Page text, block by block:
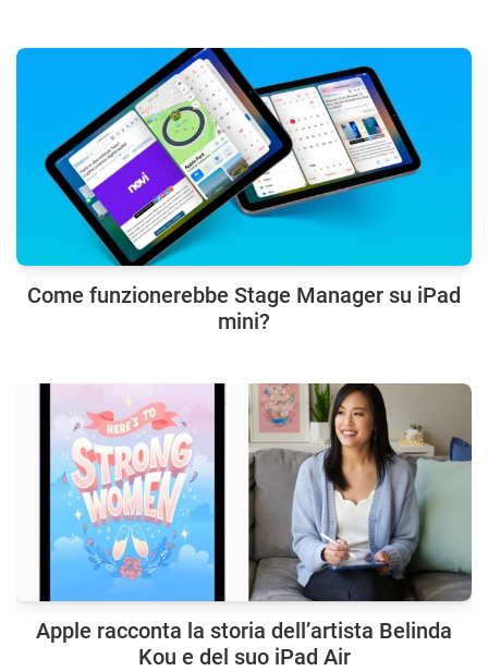
Come funzionerebbe Stage Manager su iPad
mini?
Apple racconta la storia dell’artista Belinda
Kou e del suo iPad Air